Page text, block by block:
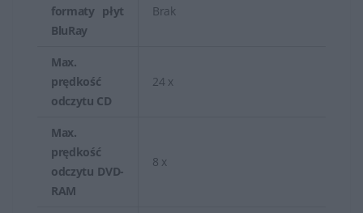
formaty płyt
BluRay
Brak
Max.
prędkość
odczytu CD
24 x
Max.
prędkość
odczytu DVD-
RAM
8 x